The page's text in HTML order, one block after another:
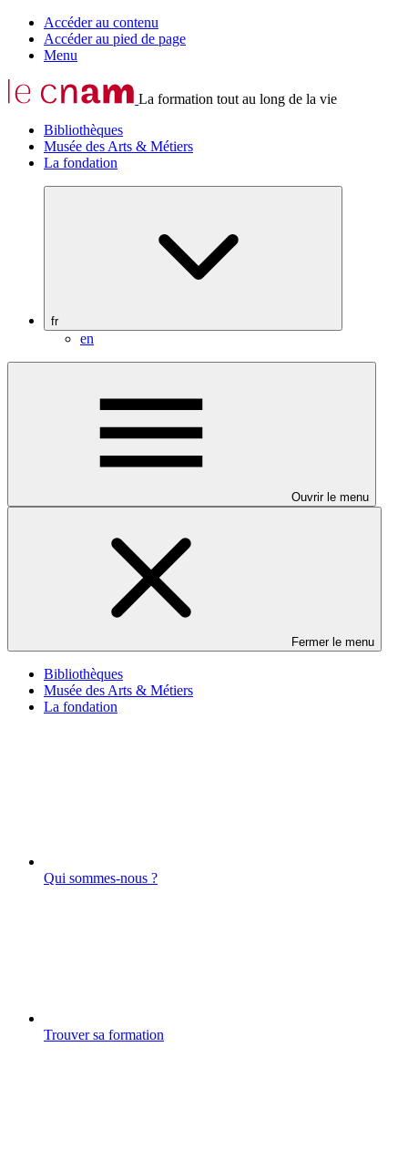
Accéder au contenu
Accéder au pied de page
Menu
La formation tout au long de la vie
Bibliothèques
Musée des Arts & Métiers
La fondation
fr
en
Ouvrir le menu
Fermer le menu
Bibliothèques
Musée des Arts & Métiers
La fondation
Qui sommes-nous ?
Trouver sa formation